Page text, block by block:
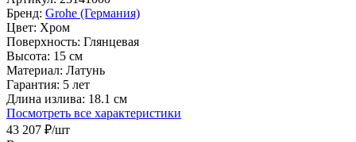
Бренд: Grohe (Германия)
Цвет: Хром
Поверхность: Глянцевая
Высота: 15 см
Материал: Латунь
Гарантия: 5 лет
Длина излива: 18.1 см
Посмотреть все характеристики
43 207 ₽/шт